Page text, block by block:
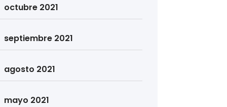
octubre 2021
septiembre 2021
agosto 2021
mayo 2021